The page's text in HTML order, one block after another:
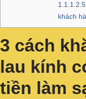
khách
3 cách
lau kính
tiền làm